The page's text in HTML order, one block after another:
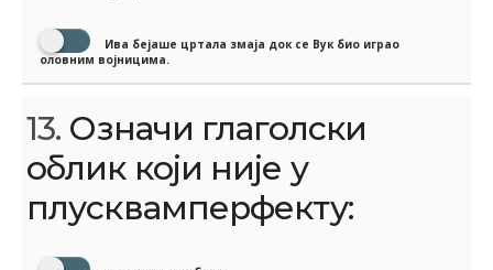
Ива бејаше цртала змаја док се Вук био играо
оловним војницима.
13. Означи глаголски
облик који није у
плусквамперфекту: